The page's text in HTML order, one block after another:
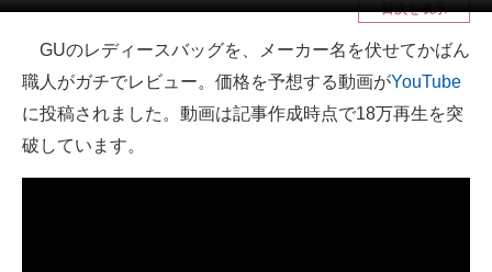
注目記事を集めた総合ページ
スマホと通信の最新トレンド
進化するPCとデバイスの未来
目次を表示
GUのレディースバッグを、メーカー名を伏せてかばん
職人がガチでレビュー。価格を予想する動画がYouTube
に投稿されました。動画は記事作成時点で18万再生を突
破しています。